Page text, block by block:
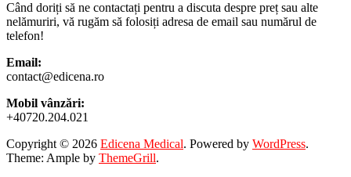
Când doriți să ne contactați pentru a discuta despre preț sau alte
nelămuriri, vă rugăm să folosiți adresa de email sau numărul de
telefon!
Email:
contact@edicena.ro
Mobil vânzări:
+40720.204.021
Copyright © 2026 Edicena Medical. Powered by WordPress.
Theme: Ample by ThemeGrill.